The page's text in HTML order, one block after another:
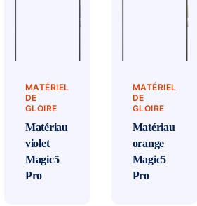
MATÉRIEL
DE
GLOIRE
Matériau
violet
Magic5
Pro
MATÉRIEL
DE
GLOIRE
Matériau
orange
Magic5
Pro